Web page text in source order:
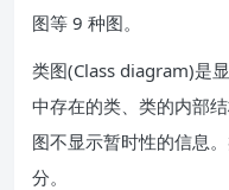
图等 9 种图。
类图(Class diagram)是
中存在的类、类的内部
图不显示暂时性的信息
分。